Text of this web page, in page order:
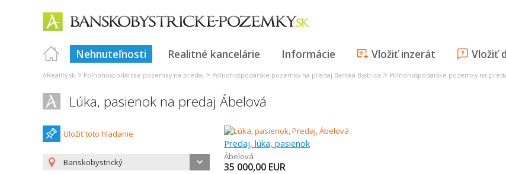
Nehnuteľnosti Realitné kancelárie Informácie Vložiť inzerát Vložiť
AReality.sk > Poľnohospodárske pozemky na predaj > Poľnohospodárske pozemky na predaj Banská Bystrica > Poľnohospodárske pozemky na
Lúka, pasienok na predaj Ábelová
Uložiť toto hladanie
Banskobystrický
Predaj, lúka, pasienok
Ábelová
35 000,00 EUR